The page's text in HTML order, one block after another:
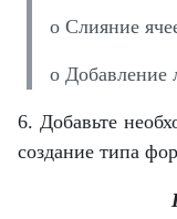
o Слияние
o Добавление
6. Добавьте
создание типа